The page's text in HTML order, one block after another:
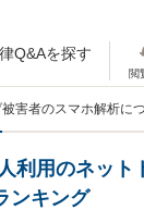
Q&Aを探す
閲
害者のスマホ解析に
利用のネット
ンキング